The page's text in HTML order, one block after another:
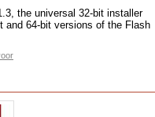
the universal 32-bit installer
and 64-bit versions of the Flash